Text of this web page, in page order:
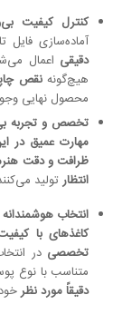
کنترل کیفیت
آماده‌سازی فایل
دقیقی اعمال
هیچ‌گونهنقص
محصول نهایی
تخصص و تجربه
مهارت عمیق در
ظرافت و دقت
انتظارتولید
انتخاب
کاغذهای با
تخصصی در
متناسب با نوع
دقیقاً مورد نظر